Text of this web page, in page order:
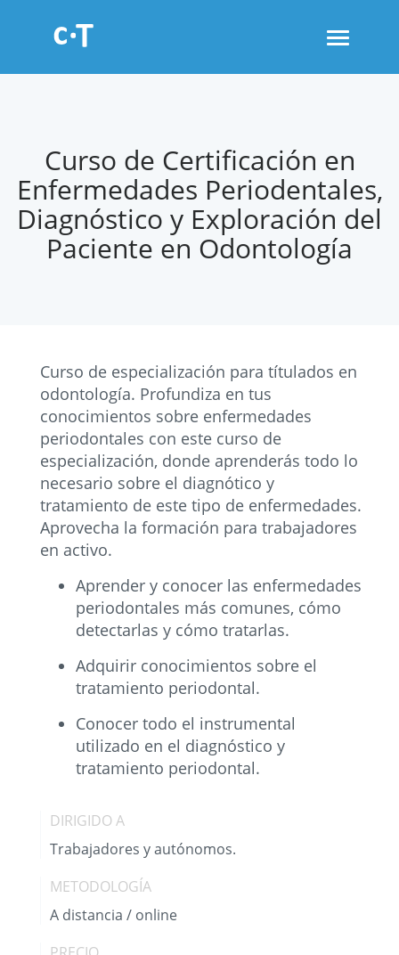
Toggle
Curso de Certificación en
Enfermedades Periodentales,
Diagnóstico y Exploración del
Paciente en Odontología
Curso de especialización para títulados en
odontología. Profundiza en tus
conocimientos sobre enfermedades
periodontales con este curso de
especialización, donde aprenderás todo lo
necesario sobre el diagnótico y
tratamiento de este tipo de enfermedades.
Aprovecha la formación para trabajadores
en activo.
Aprender y conocer las enfermedades
periodontales más comunes, cómo
detectarlas y cómo tratarlas.
Adquirir conocimientos sobre el
tratamiento periodontal.
Conocer todo el instrumental
utilizado en el diagnóstico y
tratamiento periodontal.
DIRIGIDO A
Trabajadores y autónomos.
METODOLOGÍA
A distancia / online